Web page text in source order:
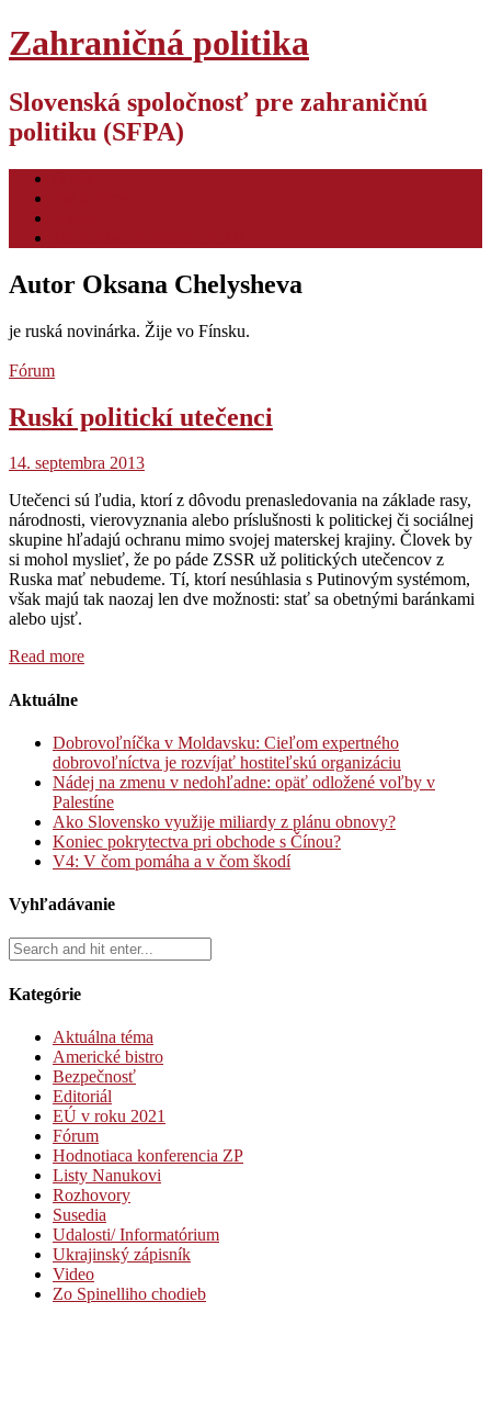
Zahraničná politika
Slovenská spoločnosť pre zahraničnú
politiku (SFPA)
Autor Oksana Chelysheva
je ruská novinárka. Žije vo Fínsku.
Fórum
Ruskí politickí utečenci
14. septembra 2013
Utečenci sú ľudia, ktorí z dôvodu prenasledovania na základe rasy,
národnosti, vierovyznania alebo príslušnosti k politickej či sociálnej
skupine hľadajú ochranu mimo svojej materskej krajiny. Človek by
si mohol myslieť, že po páde ZSSR už politických utečencov z
Ruska mať nebudeme. Tí, ktorí nesúhlasia s Putinovým systémom,
však majú tak naozaj len dve možnosti: stať sa obetnými baránkami
alebo ujsť.
Read more
Aktuálne
Dobrovoľníčka v Moldavsku: Cieľom expertného
dobrovoľníctva je rozvíjať hostiteľskú organizáciu
Nádej na zmenu v nedohľadne: opäť odložené voľby v
Palestíne
Ako Slovensko využije miliardy z plánu obnovy?
Koniec pokrytectva pri obchode s Čínou?
V4: V čom pomáha a v čom škodí
Vyhľadávanie
Kategórie
Aktuálna téma
Americké bistro
Bezpečnosť
Editoriál
EÚ v roku 2021
Fórum
Hodnotiaca konferencia ZP
Listy Nanukovi
Rozhovory
Susedia
Udalosti/ Informatórium
Ukrajinský zápisník
Video
Zo Spinelliho chodieb